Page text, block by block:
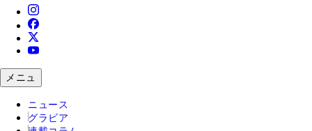
メニュ
ニュース
グラビア